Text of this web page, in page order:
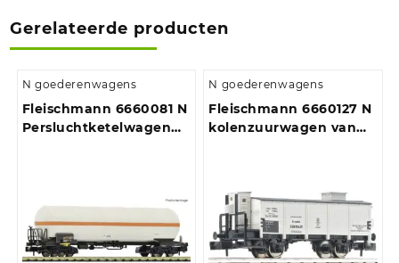
Gerelateerde producten
N goederenwagens
Fleischmann 6660081 N
Persluchtketelwagen
N goederenwagens
Fleischmann 6660127 N
kolenzuurwagen van